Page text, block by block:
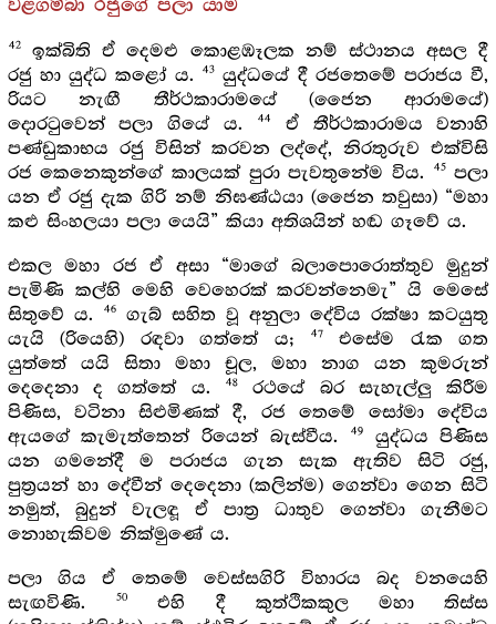
වළගම්බා රජුගේ පලා යාම
42ඉක්බිති ඒ දෙමළු කොළඹෑලක නම් ස්ථානය අසල දී
රජු හා යුද්ධ කළෝ ය.
43 යුද්ධයේ දී රජතෙමේ පරාජය වී,
රියට නැඟී තීර්ථකාරාමයේ (ජෛන ආරාමයේ)
දොරටුවෙන් පලා ගියේ ය.
44
ඒ තීර්ථකාරාමය වනාහි
පණ්ඩුකාභය රජු විසින් කරවන ලද්දේ, නිරතුරුව එක්විසි
රජ කෙනෙකුන්ගේ කාලයක් පුරා පැවතුනේම විය.
45පලා
යන ඒ රජු දැක ගිරි නම් නිඝණ්ඨයා (ජෛන තවුසා) “මහා
කළු සිංහලයා පලා යෙයි” කියා අතිශයින් හඬ ගෑවේ ය.
එකල මහා රජ ඒ අසා “මාගේ බලාපොරොත්තුව මුදුන්
පැමිණි කල්හි මෙහි වෙහෙරක් කරවන්නෙමැ” යි මෙසේ
සිතුවේ ය.
46ගැබ් සහිත වූ අනුලා දේවිය රක්ෂා කටයුතු
යැයි (රියෙහි) රඳවා ගත්තේ ය;
47එසේම රැක ගත
යුත්තේ යයි සිතා මහා චූල, මහා නාග යන කුමරුන්
දෙදෙනා ද ගත්තේ ය.
48
රථයේ බර සැහැල්ලු කිරීම
පිණිස, වටිනා සිළුමිණක් දී, රජ තෙමේ සෝමා දේවිය
ඇයගේ කැමැත්තෙන් රියෙන් බැස්වීය.
49යුද්ධය පිණිස
යන ගමනේදී ම පරාජය ගැන සැක ඇතිව සිටි රජු,
පුත්‍රයන් හා දේවීන් දෙදෙනා (කලින්ම) ගෙන්වා ගෙන සිටි
නමුත්, බුදුන් වැලඳූ ඒ පාත්‍ර ධාතුව ගෙන්වා ගැනීමට
නොහැකිවම නික්මුණේ ය.
පලා ගිය ඒ තෙමේ වෙස්සගිරි විහාරය බද වනයෙහි
සැඟවිණි.
50එහි දී කුත්ථිකකුල මහා තිස්ස